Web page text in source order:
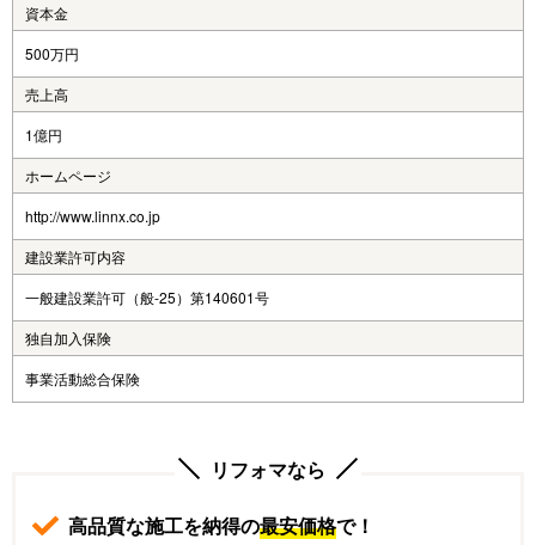
資本金
500万円
売上高
1億円
ホームページ
http://www.linnx.co.jp
建設業許可内容
一般建設業許可（般-25）第140601号
独自加入保険
事業活動総合保険
リフォマなら
高品質な施工を納得の最安価格で！